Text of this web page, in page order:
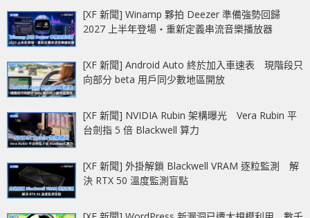
[XF 新聞] Winamp 夥拍 Deezer 準備強勢回歸
2027 上半年登場‧重新定義串流音樂播放器
[XF 新聞] Android Auto 終於加入車速表 現階段只
向部分 beta 用戶同少數地區開放
[XF 新聞] NVIDIA Rubin 架構曝光 Vera Rubin 平
台劍指 5 倍 Blackwell 算力
[XF 新聞] 外掛解鎖 Blackwell VRAM 逐粒監測 解
決 RTX 50 溫度監測盲點